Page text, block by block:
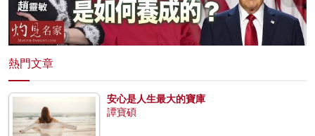
熱門文章
安心是人生最大的寶庫
譚寶碩